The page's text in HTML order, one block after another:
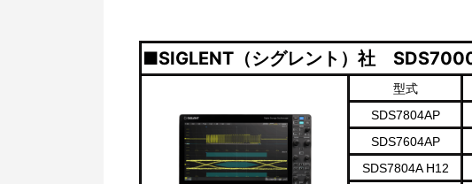
■SIGLENT（シグレント）社
型式
SDS7804AP
SDS7604AP
SDS7804A H12